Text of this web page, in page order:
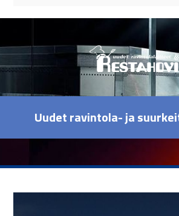
Uudet ravintola- ja